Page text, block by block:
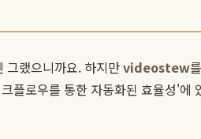
그랬으니까요. 하지만videostew
로우를 통한 자동화된 효율성'에